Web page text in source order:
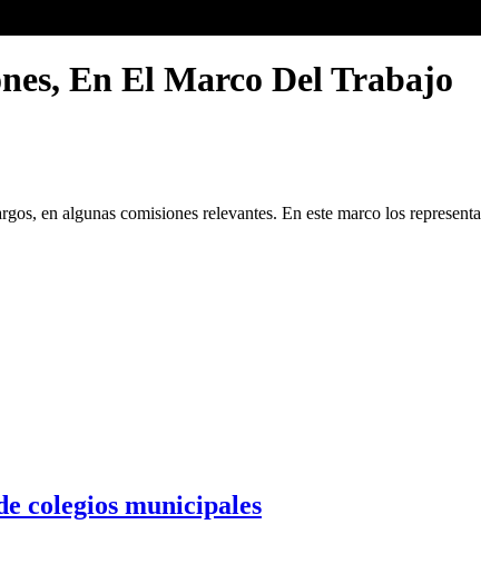
En El Marco Del Trabajo
en algunas comisiones relevantes. En este marco los
colegios municipales